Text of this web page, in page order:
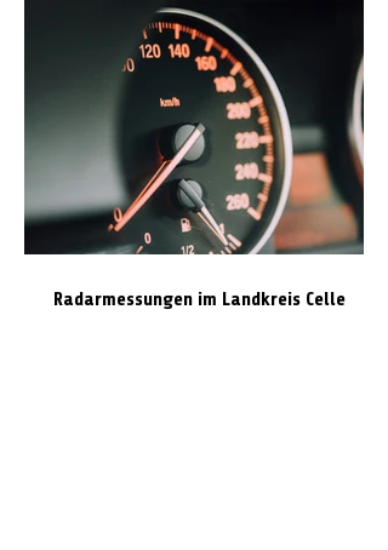
Radarmessungen im Landkreis Celle